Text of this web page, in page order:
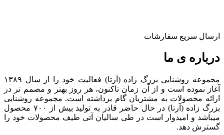
ارسال سریع سفارشات
درباره ی ما
مجموعه روشنایی بزرگ زاده (آرتا) فعالیت خود را از سال ۱۳۸۹
آغاز نموده است و از آن زمان تاکنون، هر روز بهتر و مصمم تر در
ارائه محصولات به مشتریان گام برداشته است. مجموعه روشنایی
بزرگ زاده (آرتا) در حال حاضر قادر به تولید بیش از ۷۰۰ محصول
میباشد و امیدوار است در طی سالیان آتی طیف محصولات خود را
گسترش دهد.